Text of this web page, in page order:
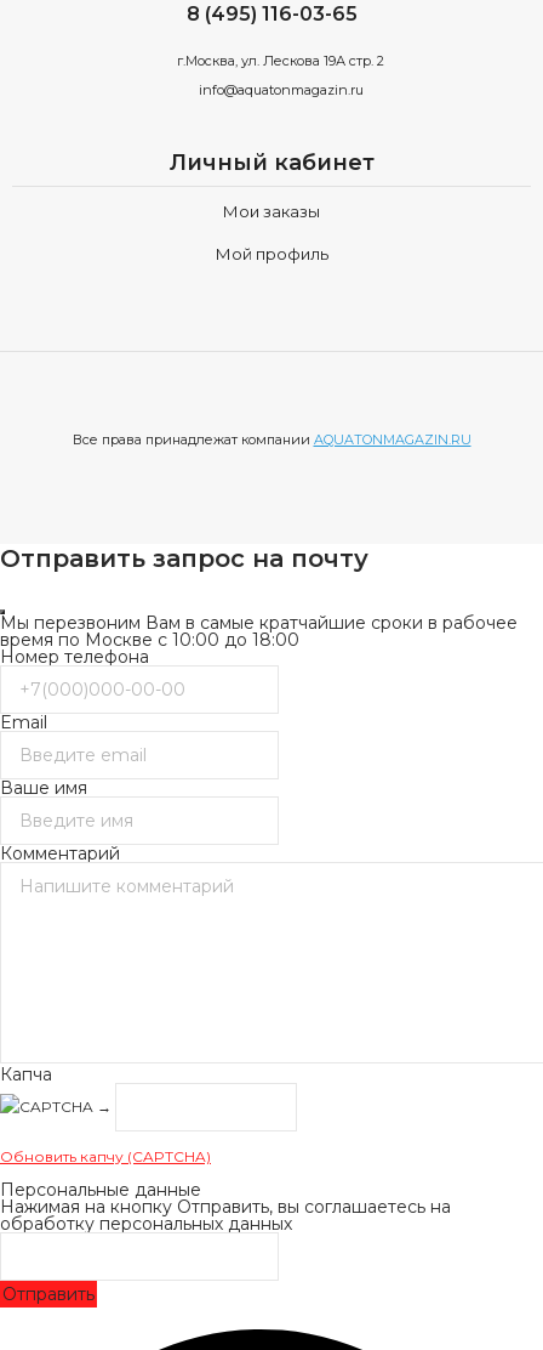
8 (495) 116-03-65
г.Москва, ул. Лескова 19А стр. 2
info@aquatonmagazin.ru
Личный кабинет
Мои заказы
Мой профиль
Все права принадлежат компании AQUATONMAGAZIN.RU
Отправить запрос на почту
Мы перезвоним Вам в самые кратчайшие сроки в рабочее
время по Москве с 10:00 до 18:00
Номер телефона
Email
Ваше имя
Комментарий
Капча
→
Обновить капчу (CAPTCHA)
Персональные данные
Нажимая на кнопку Отправить, вы соглашаетесь на
обработку персональных данных
Отправить